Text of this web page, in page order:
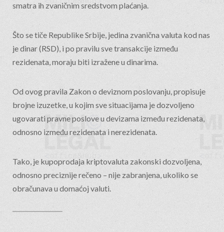
smatra ih zvaničnim sredstvom plaćanja.
Što se tiče Republike Srbije, jedina zvanična valuta kod nas
je dinar (RSD), i po pravilu sve transakcije između
rezidenata, moraju biti izražene u dinarima.
Od ovog pravila Zakon o deviznom poslovanju, propisuje
brojne izuzetke, u kojim sve situacijama je dozvoljeno
ugovarati pravne poslove u devizama između rezidenata,
odnosno između rezidenata i nerezidenata.
Tako, je kupoprodaja kriptovaluta zakonski dozvoljena,
odnosno preciznije rečeno – nije zabranjena, ukoliko se
obračunava u domaćoj valuti.